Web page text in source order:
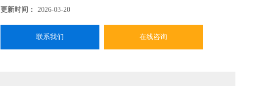
更新时间：
2026-03-20
联系我们 在线咨询